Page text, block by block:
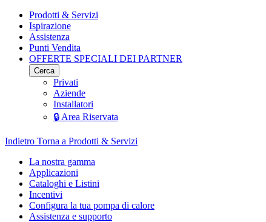
Prodotti & Servizi
Ispirazione
Assistenza
Punti Vendita
OFFERTE SPECIALI DEI PARTNER
Cerca
Privati
Aziende
Installatori
🔒 Area Riservata
Indietro Torna a Prodotti & Servizi
La nostra gamma
Applicazioni
Cataloghi e Listini
Incentivi
Configura la tua pompa di calore
Assistenza e supporto